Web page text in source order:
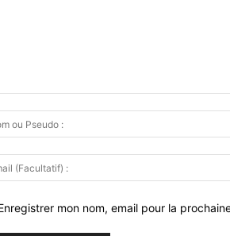
mon nom, email pour la